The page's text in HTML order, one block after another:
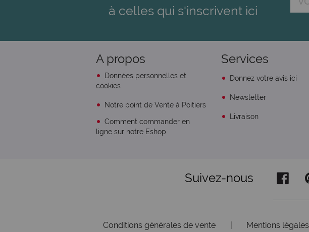
à celles qui s'inscrivent ici
A propos
Données personnelles et
cookies
Notre point de Vente à Poitiers
Comment commander en
ligne sur notre Eshop
Services
Donnez votre avis ici
Newsletter
Livraison
Suivez-nous
Conditions générales de vente Mentions légales